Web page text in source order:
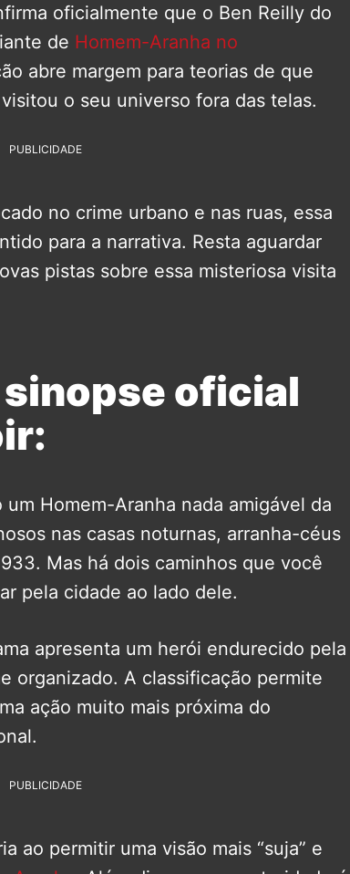
oficialmente que o Ben Reilly do
de Homem-Aranha no
abre margem para teorias de que
o seu universo fora das telas.
PUBLICIDADE
no crime urbano e nas ruas, essa
para a narrativa. Resta aguardar
pistas sobre essa misteriosa visita
sinopse oficial
Homem-Aranha nada amigável da
nas casas noturnas, arranha-céus
Mas há dois caminhos que você
pela cidade ao lado dele.
apresenta um herói endurecido pela
organizado. A classificação permite
ação muito mais próxima do
PUBLICIDADE
ao permitir uma visão mais “suja” e